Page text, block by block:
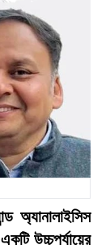
অ্যানালাইসিস
উচ্চপর্যায়ের